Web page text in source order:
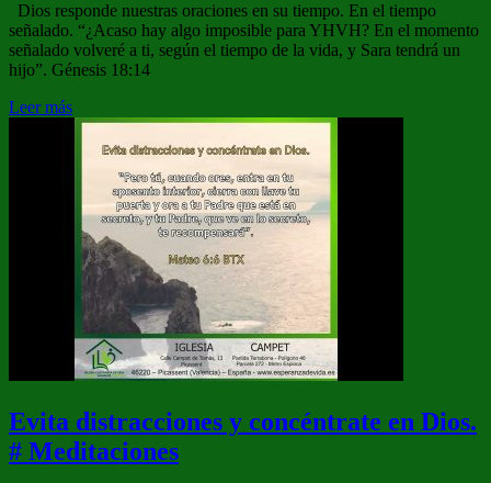
Dios responde nuestras oraciones en su tiempo. En el tiempo
señalado. “¿Acaso hay algo imposible para YHVH? En el momento
señalado volveré a ti, según el tiempo de la vida, y Sara tendrá un
hijo”. Génesis 18:14
Leer más
Evita distracciones y concéntrate en Dios.
# Meditaciones